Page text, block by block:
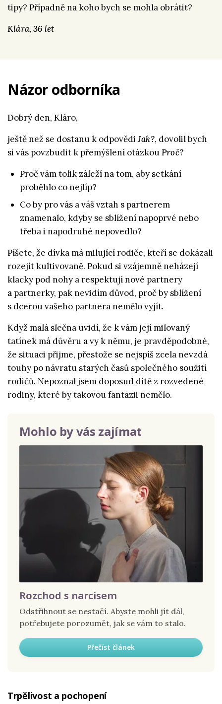
tipy? Případně na koho bych se mohla obrátit?
Klára, 36 let
Názor odborníka
Dobrý den, Kláro,
ještě než se dostanu k odpovědiJak?, dovolil bych
si vás povzbudit k přemýšlení otázkouProč?
Proč vám tolik záleží na tom, aby setkání
proběhlo co nejlíp?
Co by pro vás a váš vztah s partnerem
znamenalo, kdyby se sblížení napoprvé nebo
třeba i napodruhé nepovedlo?
Píšete, že dívka má milující rodiče, kteří se dokázali
rozejít kultivovaně. Pokud si vzájemně neházejí
klacky pod nohy a respektují nové partnery
a partnerky, pak nevidím důvod, proč by sblížení
s dcerou vašeho partnera nemělo vyjít.
Když malá slečna uvidí, že k vám její milovaný
tatínek má důvěru a vy k němu, je pravděpodobné,
že situaci přijme, přestože se nejspíš zcela nevzdá
touhy po návratu starých časů společného soužití
rodičů. Nepoznal jsem doposud dítě z rozvedené
rodiny, které by takovou fantazii nemělo.
Mohlo by vás zajímat
Rozchod s narcisem
Odstřihnout se nestačí. Abyste mohli jít dál,
potřebujete porozumět, jak se vám to stalo.
Přečíst článek
Trpělivost a pochopení